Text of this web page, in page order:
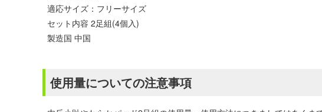
適応サイズ：フリーサイズ
セット内容 2足組(4個入)
製造国 中国
使用量についての注意事項